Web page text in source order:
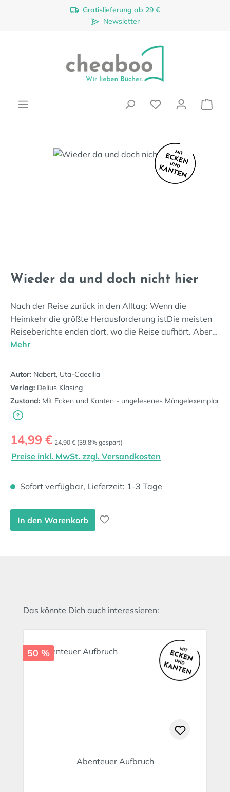
Zum Hauptinhalt springenGratislieferung ab 29 €
Newsletter
Bildergalerie überspringen
Wieder da und doch nicht hier
Nach der Reise zurück in den Alltag: Wenn die
Heimkehr die größte Herausforderung istDie meisten
Reiseberichte enden dort, wo die Reise aufhört. Aber…
Mehr
Autor: Nabert, Uta-Caecilia
Verlag: Delius Klasing
Zustand: Mit Ecken und Kanten - ungelesenes Mängelexemplar
Verkaufspreis:
14,99 € Regulärer Preis:
24,90 € (39.8% gespart)
Preise inkl. MwSt. zzgl. Versandkosten
Sofort verfügbar, Lieferzeit: 1-3 Tage
In den Warenkorb
Produktgalerie überspringen
Das könnte Dich auch interessieren:
50 %
Abenteuer Aufbruch